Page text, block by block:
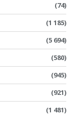
(74)
(1 185)
(5 694)
(580)
(945)
(921)
(1 481)